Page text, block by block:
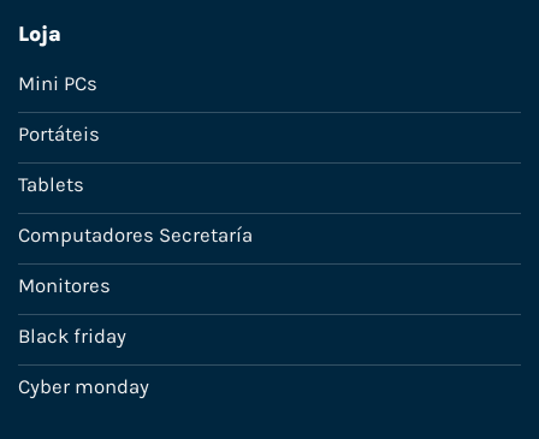
Loja
Mini PCs
Portáteis
Tablets
Computadores Secretaría
Monitores
Black friday
Cyber monday